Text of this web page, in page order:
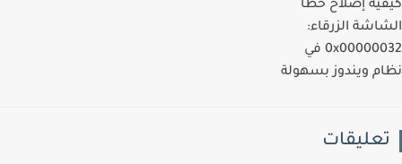
إصلاح خطأ
الزرقاء:
0x00000032 في
ويندوز بسهولة